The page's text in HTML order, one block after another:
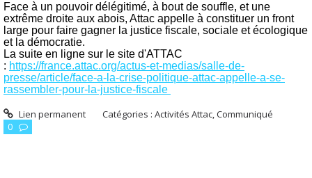
Face à un pouvoir délégitimé, à bout de souffle, et une
extrême droite aux abois, Attac appelle à constituer un front
large pour faire gagner la justice fiscale, sociale et écologique
et la démocratie.
La suite en ligne sur le site d'ATTAC
: https://france.attac.org/actus-et-medias/salle-de-
presse/article/face-a-la-crise-politique-attac-appelle-a-se-
rassembler-pour-la-justice-fiscale
Lien permanent Catégories :Activités Attac,Communiqué
0